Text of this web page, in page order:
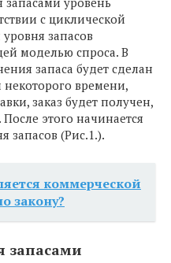
с циклической
запасов
моделью спроса. В
запаса будет сделан
времени,
заказ будет получен,
После этого начинается
запасов (Рис.1.).
коммерческой
закону?
запасами